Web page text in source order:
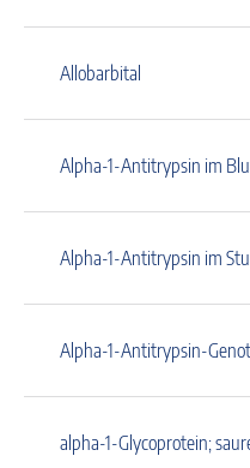
Allobarbital
Alpha-1-Antitrypsin im
Alpha-1-Antitrypsin im
Alpha-1-Antitrypsin-
alpha-1-Glycoprotein;